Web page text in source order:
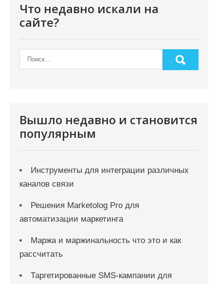
Что недавно искали на
сайте?
Вышло недавно и становится
популярным
Инструменты для интеграции различных
каналов связи
Решения Marketolog Pro для
автоматизации маркетинга
Маржа и маржинальность что это и как
рассчитать
Таргетированные SMS-кампании для